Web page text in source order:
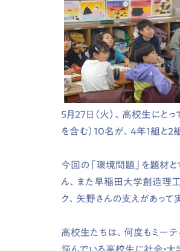
5月 27 日（火）、高校生に
を含む） 10名が、 4年1組と2
今回の「環境問題」を題材と
ん、また早稲田大学創造理
ク、矢野さんの支えがあって
高校生たちは、何度もミー
悩んでいる高校生に社会・大